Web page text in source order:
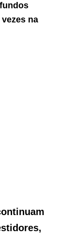
na